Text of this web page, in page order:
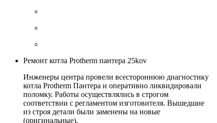
Ремонт котла Protherm пантера 25kov
Инженеры центра провели всестороннюю диагностику
котла Protherm Пантера и оперативно ликвидировали
поломку. Работы осуществлялись в строгом
соответствии с регламентом изготовителя. Вышедшие
из строя детали были заменены на новые
(оригинальные).